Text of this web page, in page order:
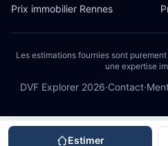
Estimer
Prix immobilier Rennes
Les estimations fournies sont
une expertise
DVF Explorer 2026·Contact·